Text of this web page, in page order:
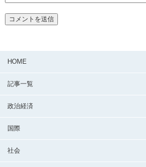
HOME
記事一覧
政治経済
国際
社会